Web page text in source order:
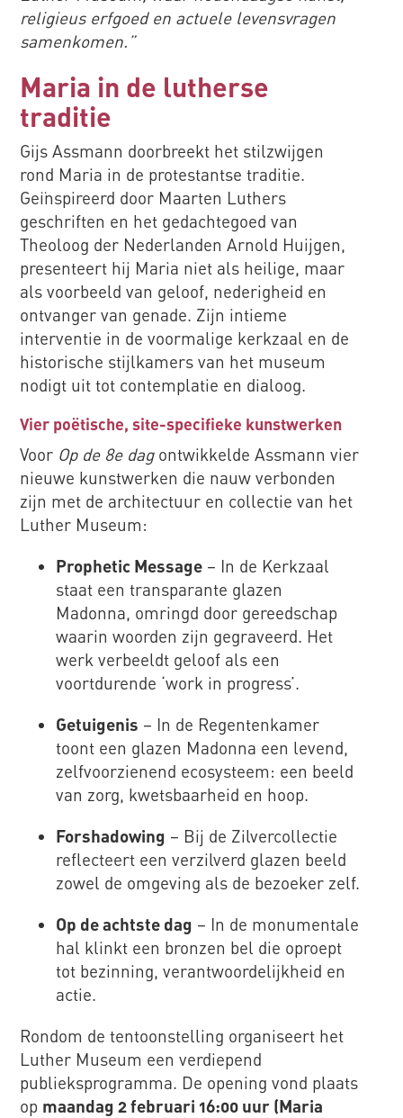
religieus erfgoed en actuele levensvragen
samenkomen.”
Maria in de lutherse
traditie
Gijs Assmann doorbreekt het stilzwijgen
rond Maria in de protestantse traditie.
Geïnspireerd door Maarten Luthers
geschriften en het gedachtegoed van
Theoloog der Nederlanden Arnold Huijgen,
presenteert hij Maria niet als heilige, maar
als voorbeeld van geloof, nederigheid en
ontvanger van genade. Zijn intieme
interventie in de voormalige kerkzaal en de
historische stijlkamers van het museum
nodigt uit tot contemplatie en dialoog.
Vier poëtische, site-specifieke kunstwerken
Voor Op de 8e dagontwikkelde Assmann vier
nieuwe kunstwerken die nauw verbonden
zijn met de architectuur en collectie van het
Luther Museum:
Prophetic Message – In de Kerkzaal
staat een transparante glazen
Madonna, omringd door gereedschap
waarin woorden zijn gegraveerd. Het
werk verbeeldt geloof als een
voortdurende ‘work in progress’.
Getuigenis – In de Regentenkamer
toont een glazen Madonna een levend,
zelfvoorzienend ecosysteem: een beeld
van zorg, kwetsbaarheid en hoop.
Forshadowing – Bij de Zilvercollectie
reflecteert een verzilverd glazen beeld
zowel de omgeving als de bezoeker zelf.
Op de achtste dag – In de monumentale
hal klinkt een bronzen bel die oproept
tot bezinning, verantwoordelijkheid en
actie.
Rondom de tentoonstelling organiseert het
Luther Museum een verdiepend
publieksprogramma. De opening vond plaats
op maandag 2 februari 16:00 uur (Maria